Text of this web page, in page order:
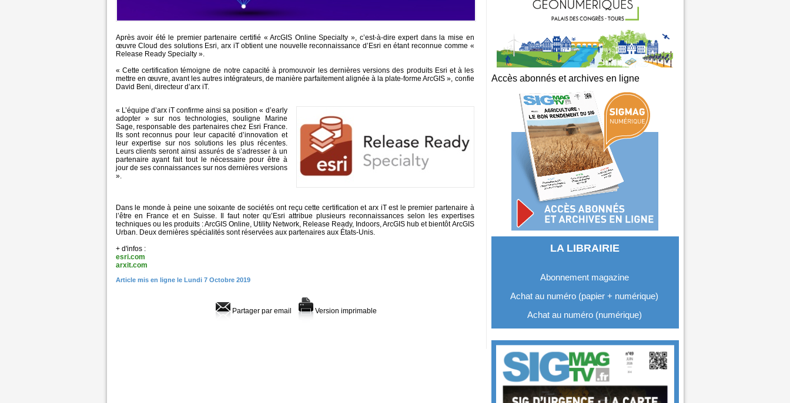
Après avoir été le premier partenaire certifié « ArcGIS Online Specialty », c’est-à-dire expert dans la mise en
œuvre Cloud des solutions Esri, arx iT obtient une nouvelle reconnaissance d’Esri en étant reconnue comme «
Release Ready Specialty ».
« Cette certification témoigne de notre capacité à promouvoir les dernières versions des produits Esri et à les
mettre en œuvre, avant les autres intégrateurs, de manière parfaitement alignée à la plate-forme ArcGIS », confie
David Beni, directeur d’arx iT.
« L’équipe d’arx iT confirme ainsi sa position « d’early
adopter » sur nos technologies, souligne Marine
Sage, responsable des partenaires chez Esri France.
Ils sont reconnus pour leur capacité d’innovation et
leur expertise sur nos solutions les plus récentes.
Leurs clients seront ainsi assurés de s’adresser à un
partenaire ayant fait tout le nécessaire pour être à
jour de ses connaissances sur nos dernières versions
».
Dans le monde à peine une soixante de sociétés ont reçu cette certification et arx iT est le premier partenaire à
l’être en France et en Suisse. Il faut noter qu’Esri attribue plusieurs reconnaissances selon les expertises
techniques ou les produits : ArcGIS Online, Utility Network, Release Ready, Indoors, ArcGIS hub et bientôt ArcGIS
Urban. Deux dernières spécialités sont réservées aux partenaires aux États-Unis.
+ d'infos :
esri.com
arxit.com
Article mis en ligne le Lundi 7 Octobre 2019
Partager par email Version imprimable
Accès abonnés et archives en ligne
LA LIBRAIRIE
Abonnement magazine
Achat au numéro (papier + numérique)
Achat au numéro (numérique)